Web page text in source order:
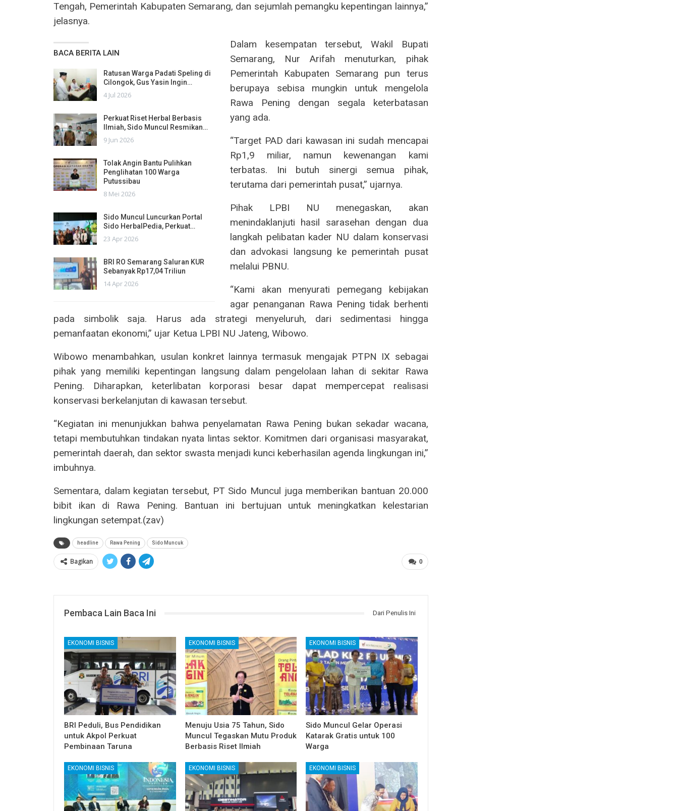
Tengah, Pemerintah Kabupaten Semarang, dan sejumlah pemangku kepentingan lainnya,”
jelasnya.
BACA BERITA LAIN
Ratusan Warga Padati Speling di
Cilongok, Gus Yasin Ingin…
4 Jul 2026
Perkuat Riset Herbal Berbasis
Ilmiah, Sido Muncul Resmikan…
9 Jun 2026
Tolak Angin Bantu Pulihkan
Penglihatan 100 Warga
Putussibau
8 Mei 2026
Sido Muncul Luncurkan Portal
Sido HerbalPedia, Perkuat…
23 Apr 2026
BRI RO Semarang Saluran KUR
Sebanyak Rp17,04 Triliun
14 Apr 2026
Dalam kesempatan tersebut, Wakil Bupati
Semarang, Nur Arifah menuturkan, pihak
Pemerintah Kabupaten Semarang pun terus
berupaya sebisa mungkin untuk mengelola
Rawa Pening dengan segala keterbatasan
yang ada.
“Target PAD dari kawasan ini sudah mencapai
Rp1,9 miliar, namun kewenangan kami
terbatas. Ini butuh sinergi semua pihak,
terutama dari pemerintah pusat,” ujarnya.
Pihak LPBI NU menegaskan, akan
menindaklanjuti hasil sarasehan dengan dua
langkah pelibatan kader NU dalam konservasi
dan advokasi langsung ke pemerintah pusat
melalui PBNU.
“Kami akan menyurati pemegang kebijakan
agar penanganan Rawa Pening tidak berhenti
pada simbolik saja. Harus ada strategi menyeluruh, dari sedimentasi hingga
pemanfaatan ekonomi,” ujar Ketua LPBI NU Jateng, Wibowo.
Wibowo menambahkan, usulan konkret lainnya termasuk mengajak PTPN IX sebagai
pihak yang memiliki kepentingan langsung dalam pengelolaan lahan di sekitar Rawa
Pening. Diharapkan, keterlibatan korporasi besar dapat mempercepat realisasi
konservasi berkelanjutan di kawasan tersebut.
“Kegiatan ini menunjukkan bahwa penyelamatan Rawa Pening bukan sekadar wacana,
tetapi membutuhkan tindakan nyata lintas sektor. Komitmen dari organisasi masyarakat,
pemerintah daerah, dan sektor swasta menjadi kunci keberhasilan agenda lingkungan ini,”
imbuhnya.
Sementara, dalam kegiatan tersebut, PT Sido Muncul juga memberikan bantuan 20.000
bibit ikan di Rawa Pening. Bantuan ini bertujuan untuk meningkatkan kelestarian
lingkungan setempat.(zav)
headline Rawa Pening Sido Muncuk
0
Bagikan
Pembaca Lain Baca Ini Dari Penulis Ini
EKONOMI BISNIS
BRI Peduli, Bus Pendidikan
untuk Akpol Perkuat
Pembinaan Taruna
EKONOMI BISNIS
Menuju Usia 75 Tahun, Sido
Muncul Tegaskan Mutu Produk
Berbasis Riset Ilmiah
EKONOMI BISNIS
Sido Muncul Gelar Operasi
Katarak Gratis untuk 100
Warga
EKONOMI BISNIS EKONOMI BISNIS EKONOMI BISNIS